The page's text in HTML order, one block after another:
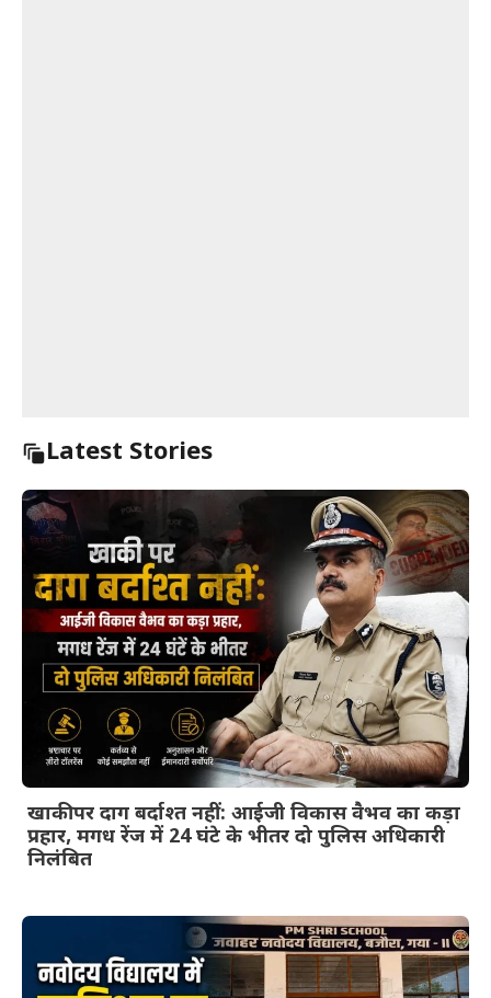
Latest Stories
खाकी पर दाग बर्दाश्त नहीं: आईजी विकास वैभव का कड़ा
प्रहार, मगध रेंज में 24 घंटे के भीतर दो पुलिस अधिकारी
निलंबित